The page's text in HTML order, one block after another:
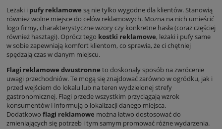
Leżaki i pufy reklamowe są nie tylko wygodne dla klientów. Stanowią
również wolne miejsce do celów reklamowych. Można na nich umieścić
logo firmy, charakterystyczne wzory czy konkretne hasła (coraz częściej
również hasztagi). Oprócz tego kostki reklamowe, leżaki i pufy same
w sobie zapewniają komfort klientom, co sprawia, że ci chętniej
spędzają czas w danym miejscu.
Flagi reklamowe dwustronne to doskonały sposób na zwrócenie
uwagi przechodniów. Te mogą się znajdować zarówno w ogródku, jak i
przed wejściem do lokalu lub na teren wydzielonej strefy
gastronomicznej. Flagi przede wszystkim przyciągają wzrok
konsumentów i informują o lokalizacji danego miejsca.
Dodatkowo flagi reklamowe można łatwo dostosować do
zmieniających się potrzeb i tym samym promować różne wydarzenia.